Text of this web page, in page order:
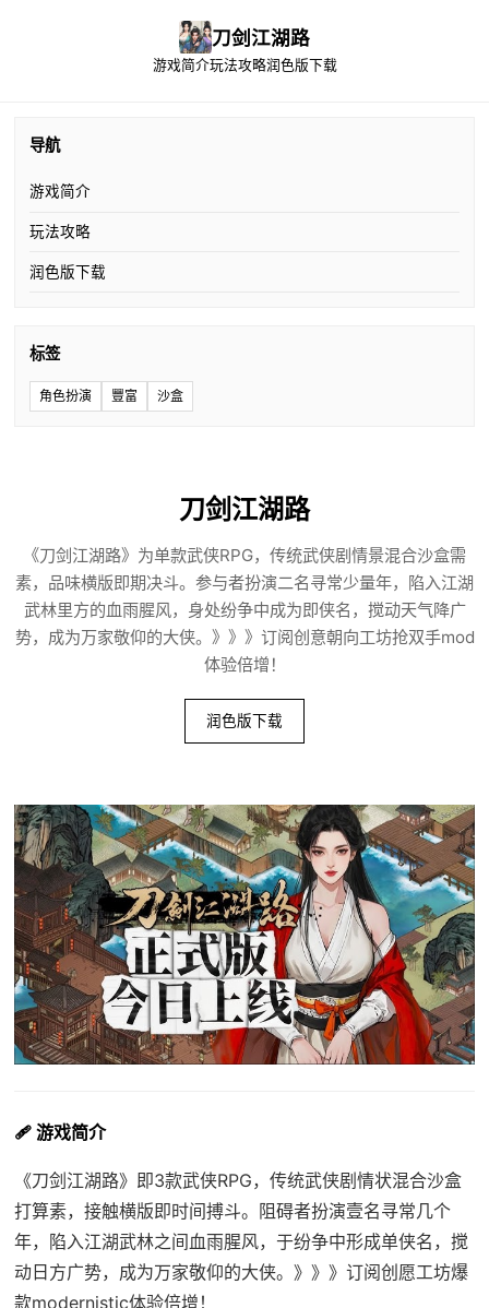
刀剑江湖路
游戏简介玩法攻略润色版下载
导航
游戏简介
玩法攻略
润色版下载
标签
角色扮演 豐富 沙盒
刀剑江湖路
《刀剑江湖路》为单款武侠RPG，传统武侠剧情景混合沙盒需
素，品味横版即期决斗。参与者扮演二名寻常少量年，陷入江湖
武林里方的血雨腥风，身处纷争中成为即侠名，搅动天气降广
势，成为万家敬仰的大侠。》》》订阅创意朝向工坊抢双手mod
体验倍增！
润色版下载
🩹 游戏简介
《刀剑江湖路》即3款武侠RPG，传统武侠剧情状混合沙盒
打算素，接触横版即时间搏斗。阻碍者扮演壹名寻常几个
年，陷入江湖武林之间血雨腥风，于纷争中形成单侠名，搅
动日方广势，成为万家敬仰的大侠。》》》订阅创愿工坊爆
款modernistic体验倍增！